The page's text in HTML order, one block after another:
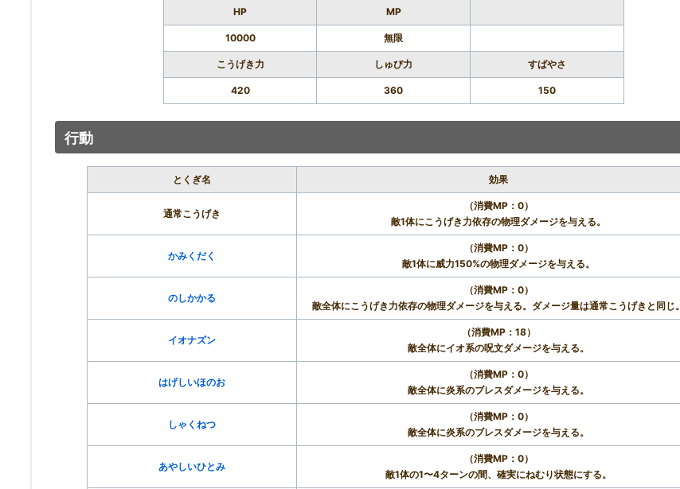
HP MP
10000 無限
こうげき力 しゅび力 すばやさ
420 360 150
行動
とくぎ名 効果
通常こうげき
（消費MP：0）
敵1体にこうげき力依存の物理ダメージを与える。
かみくだく
（消費MP：0）
敵1体に威力150%の物理ダメージを与える。
のしかかる
（消費MP：0）
敵全体にこうげき力依存の物理ダメージを与える。ダメージ量は通常こうげきと同じ。
イオナズン
（消費MP：18）
敵全体にイオ系の呪文ダメージを与える。
はげしいほのお
（消費MP：0）
敵全体に炎系のブレスダメージを与える。
しゃくねつ
（消費MP：0）
敵全体に炎系のブレスダメージを与える。
あやしいひとみ
（消費MP：0）
敵1体の1〜4ターンの間、確実にねむり状態にする。